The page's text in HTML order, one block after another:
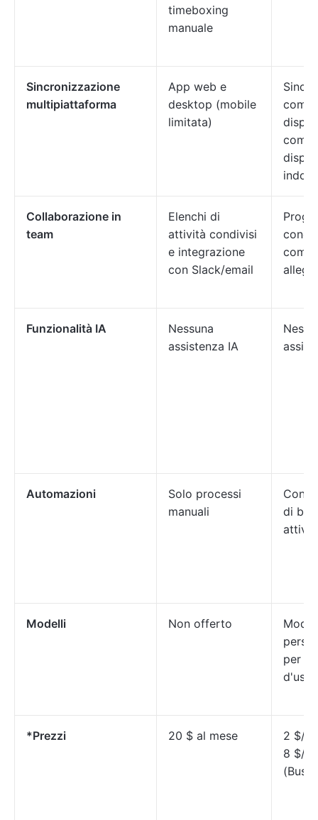
timeboxing
manuale
Sincronizzazione
multipiattaforma
App web e
desktop (mobile
limitata)
Collaborazione in
team
Elenchi di
attività condivisi
e integrazione
con Slack/email
Funzionalità IA
Nessuna
assistenza IA
Automazioni
Solo processi
manuali
di
Modelli Non offerto
per
d'uso
*Prezzi 20 $ al mese
2 $/
8 $/